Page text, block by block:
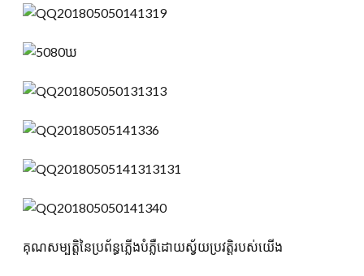
គុណសម្បត្តិនៃប្រព័ន្ធភ្លើងបំភ្លឺដោយស្វ័យប្រវត្តិរបស់យើង